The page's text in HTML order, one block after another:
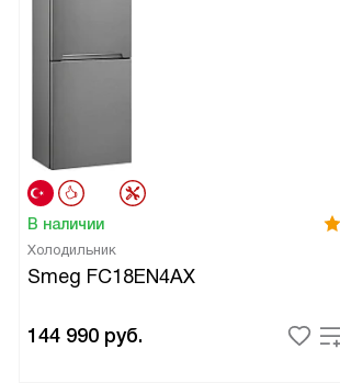
В наличии
Холодильник
Smeg FC18EN4AX
144 990 руб.